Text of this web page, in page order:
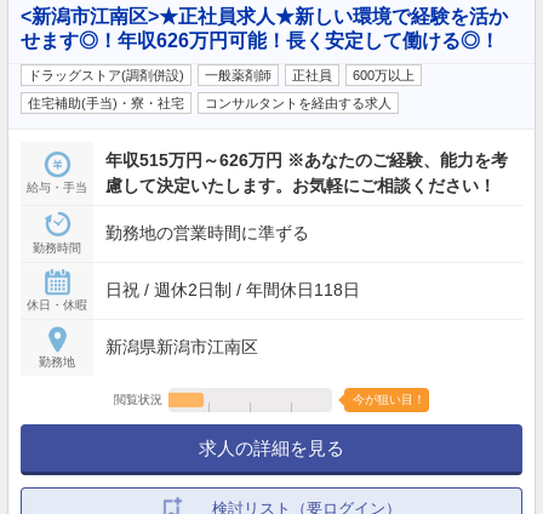
<新潟市江南区>★正社員求人★新しい環境で経験を活か
せます◎！年収626万円可能！長く安定して働ける◎！
ドラッグストア(調剤併設) 一般薬剤師 正社員
600万以上
住宅補助(手当)・寮・社宅
コンサルタントを経由する求人
給与・手当
年収515万円～626万円 ※あなたのご経験、能力を考
慮して決定いたします。お気軽にご相談ください！
勤務時間
勤務地の営業時間に準ずる
休日・休暇
日祝 / 週休2日制 / 年間休日118日
勤務地
新潟県新潟市江南区
閲覧状況 今が狙い目！
求人の詳細を見る
検討リスト（要ログイン）